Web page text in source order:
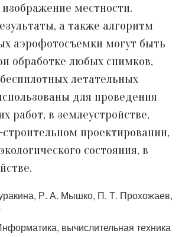
местности.
а также алгоритм
аэрофотосъемки могут быть
обработке любых снимков,
летательных
для проведения
работ, в землеустройстве,
проектировании,
состояния, в
Р. А. Мышко, П. Т. Прохожаев,
вычислительная техника